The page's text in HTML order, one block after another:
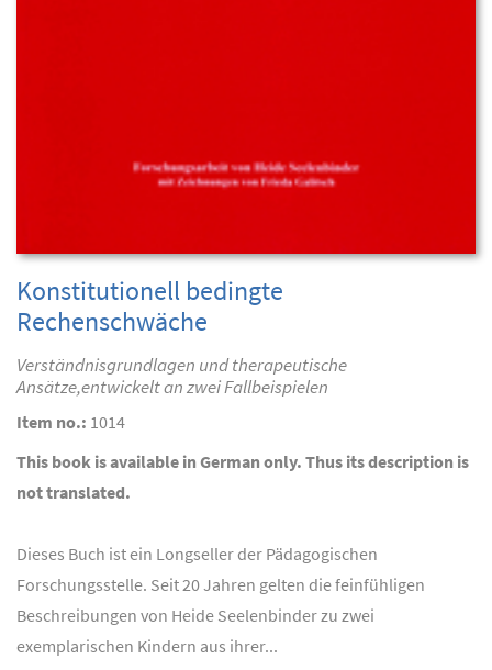
Konstitutionell bedingte
Rechenschwäche
Verständnisgrundlagen und therapeutische
Ansätze,entwickelt an zwei Fallbeispielen
Item no.: 1014
This book is available in German only. Thus its description is
not translated.
Dieses Buch ist ein Longseller der Pädagogischen
Forschungsstelle. Seit 20 Jahren gelten die feinfühligen
Beschreibungen von Heide Seelenbinder zu zwei
exemplarischen Kindern aus ihrer...